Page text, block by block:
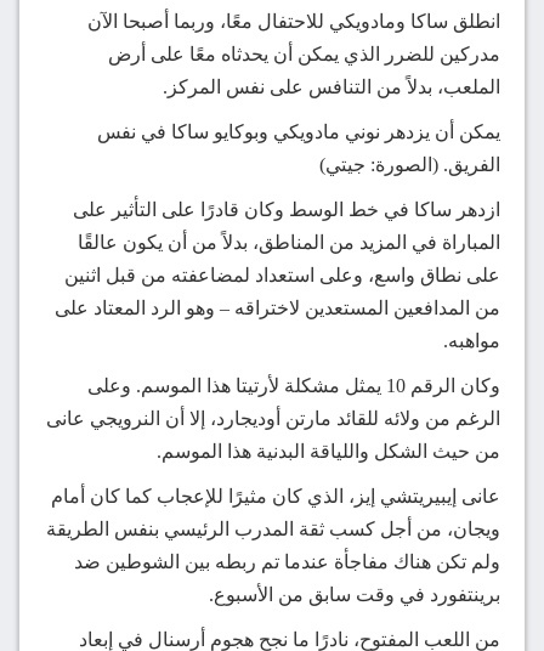
انطلق ساكا ومادويكي للاحتفال معًا، وربما أصبحا الآن
مدركين للضرر الذي يمكن أن يحدثاه معًا على أرض
الملعب، بدلاً من التنافس على نفس المركز.
يمكن أن يزدهر نوني مادويكي وبوكايو ساكا في نفس
الفريق. (الصورة: جيتي)
ازدهر ساكا في خط الوسط وكان قادرًا على التأثير على
المباراة في المزيد من المناطق، بدلاً من أن يكون عالقًا
على نطاق واسع، وعلى استعداد لمضاعفته من قبل اثنين
من المدافعين المستعدين لاختراقه – وهو الرد المعتاد على
مواهبه.
وكان الرقم 10 يمثل مشكلة لأرتيتا هذا الموسم. وعلى
الرغم من ولائه للقائد مارتن أوديجارد، إلا أن النرويجي عانى
من حيث الشكل واللياقة البدنية هذا الموسم.
عانى إيبيريتشي إيز، الذي كان مثيرًا للإعجاب كما كان أمام
ويجان، من أجل كسب ثقة المدرب الرئيسي بنفس الطريقة
ولم تكن هناك مفاجأة عندما تم ربطه بين الشوطين ضد
برينتفورد في وقت سابق من الأسبوع.
من اللعب المفتوح، نادرًا ما نجح هجوم أرسنال في إبعاد